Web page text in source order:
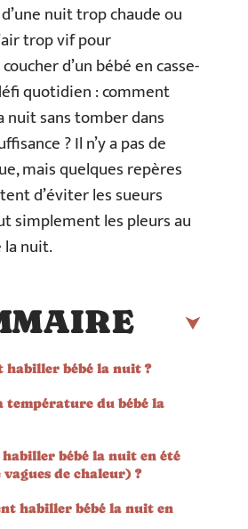
nuit trop chaude ou
trop vif pour
d’un bébé en casse-
quotidien : comment
nuit sans tomber dans
? Il n’y a pas de
mais quelques repères
d’éviter les sueurs
simplement les pleurs au
la nuit.
habiller bébé la nuit ?
température du bébé la
bébé la nuit en été
vagues de chaleur) ?
habiller bébé la nuit en